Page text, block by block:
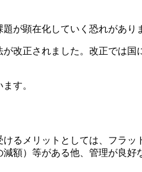
が顕在化していく恐れがあり
改正されました。改正では国
す。
るメリットとしては、フラッ
減額）等がある他、管理が良好